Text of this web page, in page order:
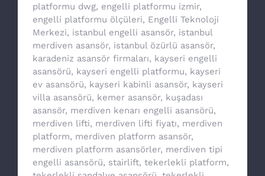
platformu dwg, engelli platformu izmir,
engelli platformu ölçüleri, Engelli Teknoloji
Merkezi, istanbul engelli asansör, istanbul
merdiven asansör, istanbul özürlü asansör,
karadeniz asansör firmaları, kayseri engelli
asansörü, kayseri engelli platformu, kayseri
ev asansörü, kayseri kabinli asansör, kayseri
villa asansörü, kemer asansör, kuşadası
asansör, merdiven kenarı engelli asansörü,
merdiven lifti, merdiven lifti fiyatı, merdiven
platform, merdiven platform asansör,
merdiven platform asansörler, merdiven tipi
engelli asansörü, stairlift, tekerlekli platform,